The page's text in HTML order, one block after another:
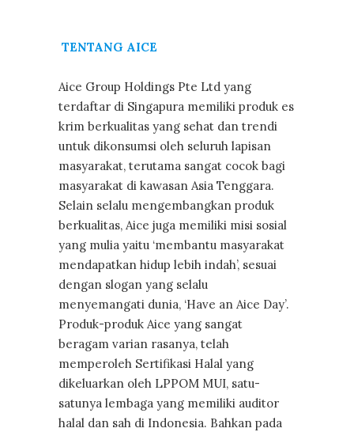
TENTANG AICE
Aice Group Holdings Pte Ltd yang
terdaftar di Singapura memiliki produk es
krim berkualitas yang sehat dan trendi
untuk dikonsumsi oleh seluruh lapisan
masyarakat, terutama sangat cocok bagi
masyarakat di kawasan Asia Tenggara.
Selain selalu mengembangkan produk
berkualitas, Aice juga memiliki misi sosial
yang mulia yaitu ‘membantu masyarakat
mendapatkan hidup lebih indah’, sesuai
dengan slogan yang selalu
menyemangati dunia, ‘Have an Aice Day’.
Produk-produk Aice yang sangat
beragam varian rasanya, telah
memperoleh Sertifikasi Halal yang
dikeluarkan oleh LPPOM MUI, satu-
satunya lembaga yang memiliki auditor
halal dan sah di Indonesia. Bahkan pada